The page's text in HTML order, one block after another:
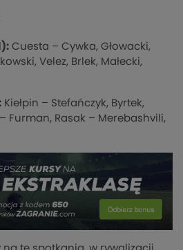
Cuesta – Cywka, Głowacki,
Velez, Brlek, Małecki,
Kiełpin – Stefańczyk, Byrtek,
Furman, Rasak – Merebashvili,